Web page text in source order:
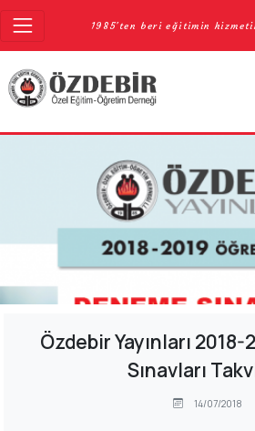
1985'ten beri eğitimin
Özdebir Yayınları
Sınavları
14/07/2018